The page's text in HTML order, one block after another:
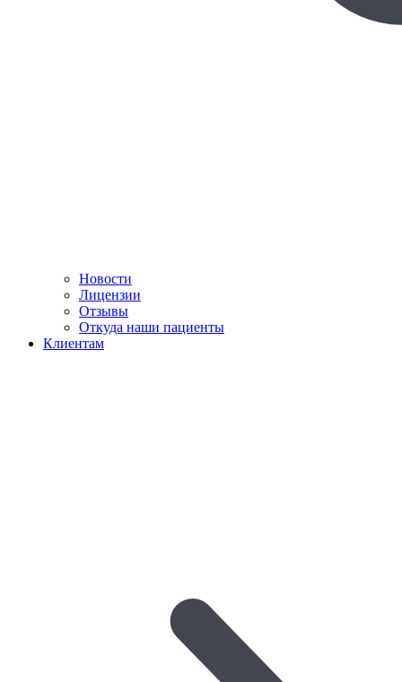
Новости
Лицензии
Отзывы
Откуда наши пациенты
Клиентам